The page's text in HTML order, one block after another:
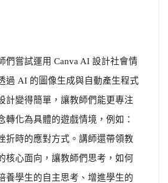
們嘗試運用 Canva AI 設計社會情
過 AI 的圖像生成與自動產生程式
計變得簡單，讓教師們能更專注
轉化為具體的遊戲情境，例如：
折時的應對方式。講師還帶領教
核心面向，讓教師們思考，如何
養學生的自主思考、增進學生的